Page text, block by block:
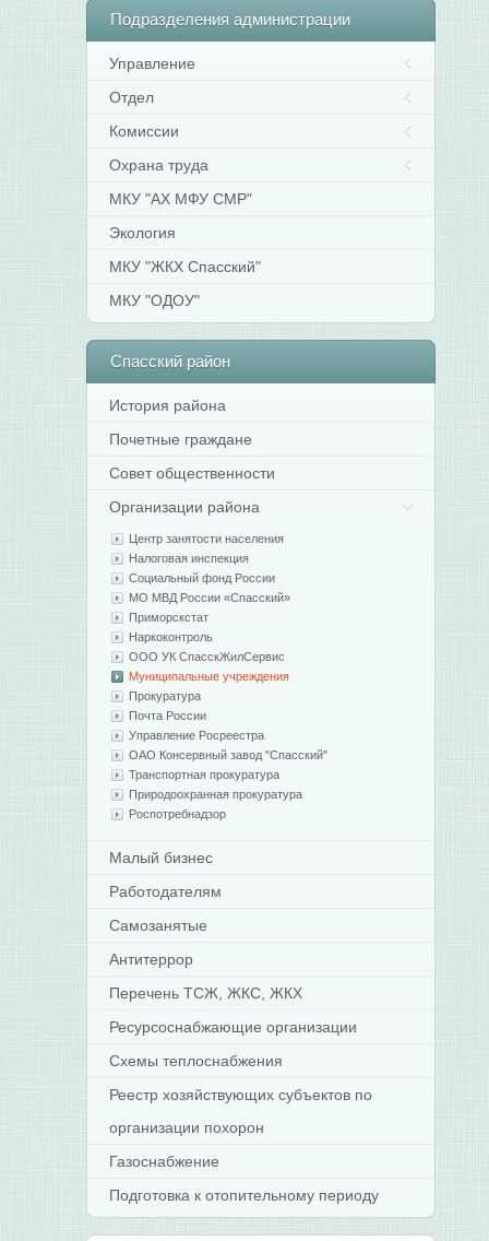
Подразделения администрации
Управление
Отдел
Комиссии
Охрана труда
МКУ "АХ МФУ СМР"
Экология
МКУ "ЖКХ Спасский"
МКУ "ОДОУ"
Спасскийрайон
История района
Почетные граждане
Совет общественности
Организации района
Центр занятости населения
Налоговая инспекция
Социальный фонд России
МО МВД России «Спасский»
Приморскстат
Наркоконтроль
ООО УК СпасскЖилСервис
Муниципальные учреждения
Прокуратура
Почта России
Управление Росреестра
ОАО Консервный завод "Спасский"
Транспортная прокуратура
Природоохранная прокуратура
Роспотребнадзор
Малый бизнес
Работодателям
Самозанятые
Антитеррор
Перечень ТСЖ, ЖКС, ЖКХ
Ресурсоснабжающие организации
Схемы теплоснабжения
Реестр хозяйствующих субъектов по
организации похорон
Газоснабжение
Подготовка к отопительному периоду